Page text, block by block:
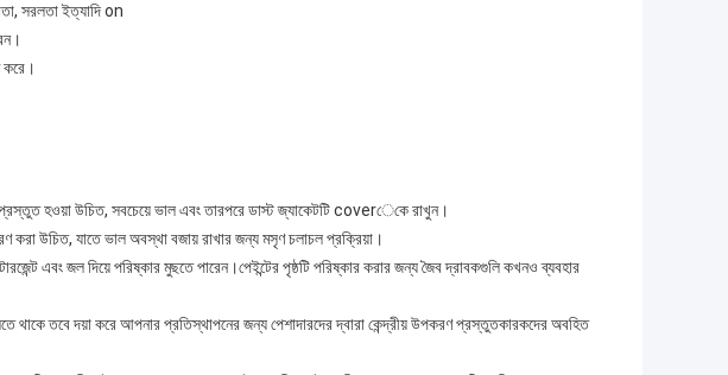
সরলতা ইত্যাদি on
করে।
প্রস্তুত হওয়া উচিত, সবচেয়ে ভাল এবং তারপরে ডাস্ট জ্যাকেটটি coverেকে রাখুন।
উচিত, যাতে ভাল অবস্থা বজায় রাখার জন্য মসৃণ চলাচল প্রক্রিয়া।
এবং জল দিয়ে পরিষ্কার মুছতে পারেন।পেইন্টের পৃষ্ঠটি পরিষ্কার করার জন্য জৈব দ্রাবকগুলি কখনও ব্যবহার
থাকে তবে দয়া করে আপনার প্রতিস্থাপনের জন্য পেশাদারদের দ্বারা কেন্দ্রীয় উপকরণ প্রস্তুতকারকদের অবহিত